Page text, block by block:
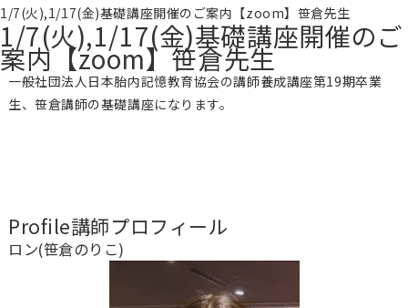
1/7(火),1/17(金)基礎講座開催のご案内【zoom】笹倉先生
1/7(火),1/17(金)基礎講座開催のご
案内【zoom】笹倉先生
一般社団法人日本胎内記憶教育協会の講師養成講座第19期卒業
生、笹倉講師の基礎講座になります。
Profile講師プロフィール
ロン(笹倉のりこ)